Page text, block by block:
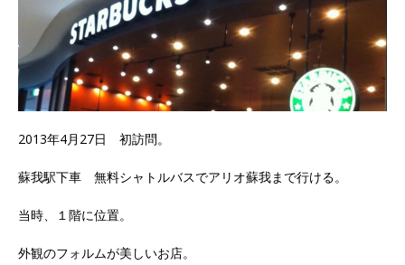
2013年4月27日 初訪問。
蘇我駅下車 無料シャトルバスでアリオ蘇我まで行ける。
当時、１階に位置。
外観のフォルムが美しいお店。